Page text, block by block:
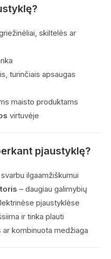
skiltelės ar
turinčiais apsaugas
maisto produktams
virtuvėje
pjaustyklę?
ilgaamžiškumui
– daugiau galimybių
pjaustyklėse
ir tinka plauti
kombinuota medžiaga